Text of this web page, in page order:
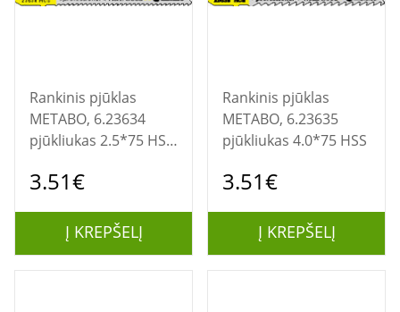
Rankinis pjūklas
METABO, 6.23634
pjūkliukas 2.5*75 HSS
3.51€
Į KREPŠELĮ
Rankinis pjūklas
METABO, 6.23635
pjūkliukas 4.0*75 HSS
3.51€
Į KREPŠELĮ